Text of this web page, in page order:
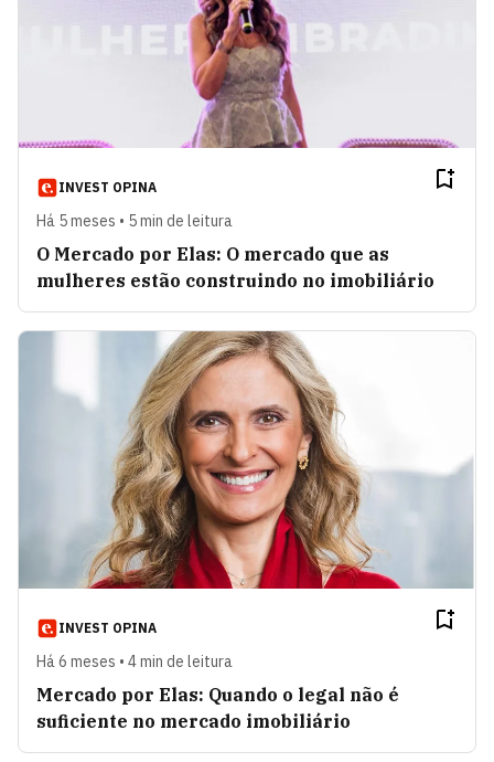
INVEST OPINA
Há 5 meses • 5 min de leitura
O Mercado por Elas: O mercado que as
mulheres estão construindo no imobiliário
INVEST OPINA
Há 6 meses • 4 min de leitura
Mercado por Elas: Quando o legal não é
suficiente no mercado imobiliário
Joel Pinheiro da Fonseca
Blog da Exame VER ARTIGOS
Sérgio Praça
Impacto Social
Paul Krugman VER ARTIGOS
Panorama Econômico VER ARTIGOS
Cris Arcangeli VER ARTIGOS
Sidnei Oliveira VER ARTIGOS